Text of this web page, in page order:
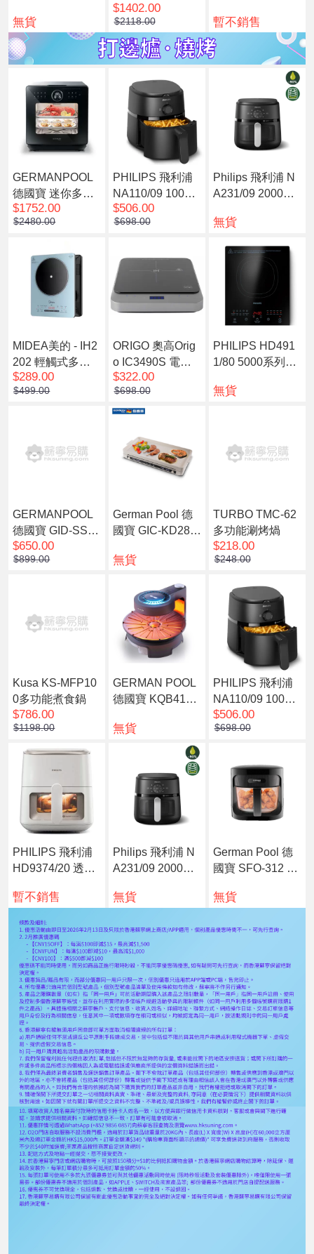
高速冷熱烹調攪
拌機
無貨
手提攪拌棒
$1402.00
$2118.00
組-太空黑
暫不銷售
GERMANPOOL
德國寶 迷你多功
能蒸烤焗爐 SGV-
1528K(預計7個工
$1752.00
$2480.00
PHILIPS 飛利浦
NA110/09 1000
系列健康空氣炸
鍋 3.2公升
$506.00
$698.00
Philips 飛利浦 N
A231/09 2000系
康空氣炸鍋
無貨
MIDEA美的 - IH2
202 輕觸式多功
能電磁爐
$289.00
$499.00
ORIGO 奧高Orig
o IC3490S 電磁
爐 2000W
$322.00
$698.00
PHILIPS HD491
1/80 5000系列電
無貨
GERMANPOOL
德國寶 GID-SS22
T 座檯式電陶爐 -
單爐頭(預計7個工
$650.00
$899.00
German Pool 德
國寶 GIC-KD28T
爐連烤盤
無貨
TURBO TMC-62
多功能涮烤煱
$218.00
$248.00
Kusa KS-MFP10
0多功能煮食鍋
$786.00
$1198.00
GERMAN POOL
德國寶 KQB415
無貨
PHILIPS 飛利浦
NA110/09 1000
系列健康空氣炸
鍋 3.2公升
$506.00
$698.00
PHILIPS 飛利浦
HD9374/20 透明
炸鍋
暫不銷售
Philips 飛利浦 N
A231/09 2000系
康空氣炸鍋
無貨
German Pool 德
國寶 SFO-312 玻
無貨